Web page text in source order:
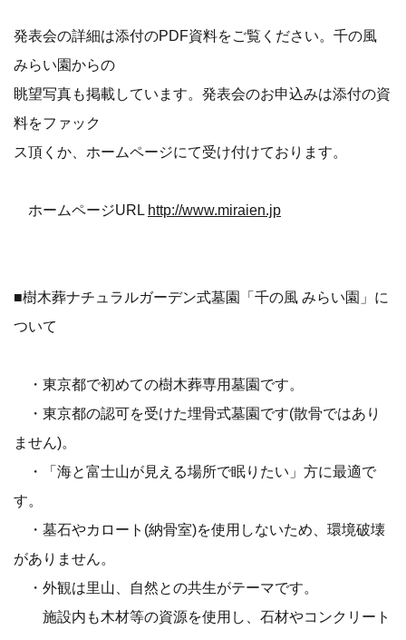
発表会の詳細は添付のPDF資料をご覧ください。千の風
みらい園からの
眺望写真も掲載しています。発表会のお申込みは添付の資
料をファック
ス頂くか、ホームページにて受け付けております。
ホームページURL http://www.miraien.jp
■樹木葬ナチュラルガーデン式墓園「千の風 みらい園」に
ついて
・東京都で初めての樹木葬専用墓園です。
・東京都の認可を受けた埋骨式墓園です(散骨ではあり
ません)。
・「海と富士山が見える場所で眠りたい」方に最適で
す。
・墓石やカロート(納骨室)を使用しないため、環境破壊
がありません。
・外観は里山、自然との共生がテーマです。
施設内も木材等の資源を使用し、石材やコンクリート